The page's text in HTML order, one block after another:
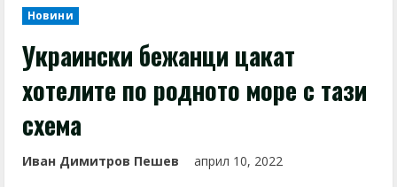
Новини
Украински бежанци цакат
хотелите по родното море с тази
схема
Иван Димитров Пешев април 10, 2022